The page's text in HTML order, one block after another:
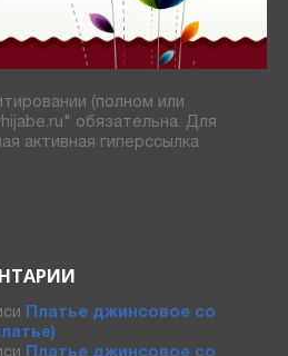
(полном или
обязательна. Для
активная гиперссылка
Платье джинсовое со
Платье джинсовое со